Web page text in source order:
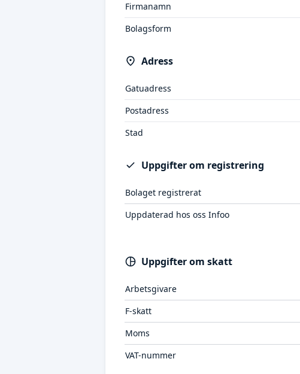
Firmanamn
Bolagsform
Adress
Gatuadress
Postadress
Stad
Uppgifter om registrering
Bolaget registrerat
Uppdaterad hos oss Infoo
Uppgifter om skatt
Arbetsgivare
F-skatt
Moms
VAT-nummer